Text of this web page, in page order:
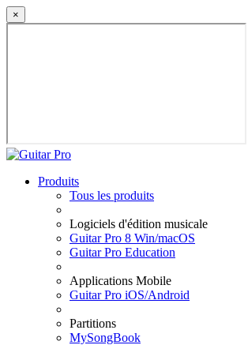
×
Produits
Tous les produits
Logiciels d'édition musicale
Guitar Pro 8 Win/macOS
Guitar Pro Education
Applications Mobile
Guitar Pro iOS/Android
Partitions
MySongBook